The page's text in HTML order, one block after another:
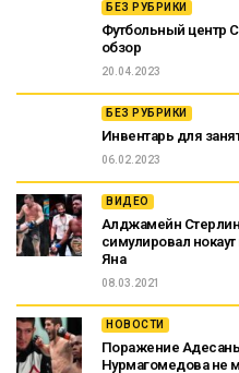
БЕЗ РУБРИКИ
Футбольный центр
обзор
20.04.2023
БЕЗ РУБРИКИ
Инвентарь для
06.02.2023
ВИДЕО
Алджамейн
симулировал
Яна
08.03.2021
НОВОСТИ
Поражение
Нурмагомедова не